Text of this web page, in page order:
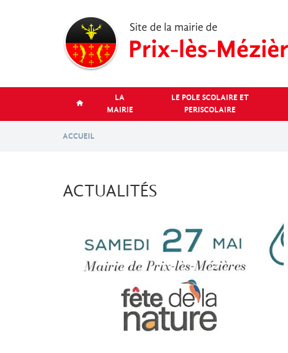
LA
MAIRIE
LE POLE SCOLAIRE ET
PERISCOLAIRE
ACCUEIL
ACTUALITÉS